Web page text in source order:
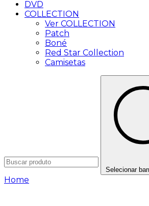
DVD
COLLECTION
Ver COLLECTION
Patch
Boné
Red Star Collection
Camisetas
Selecionar
Home